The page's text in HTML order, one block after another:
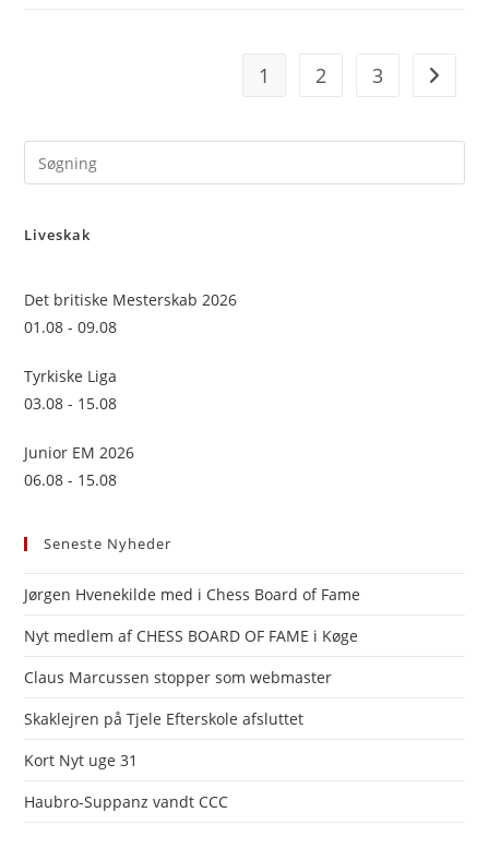
1 2 3 Go to
Liveskak
Det britiske Mesterskab 2026
01.08 - 09.08
Tyrkiske Liga
03.08 - 15.08
Junior EM 2026
06.08 - 15.08
Seneste Nyheder
Jørgen Hvenekilde med i Chess Board of Fame
Nyt medlem af CHESS BOARD OF FAME i Køge
Claus Marcussen stopper som webmaster
Skaklejren på Tjele Efterskole afsluttet
Kort Nyt uge 31
Haubro-Suppanz vandt CCC